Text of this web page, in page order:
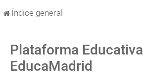
Índice general
Plataforma Educativa
EducaMadrid